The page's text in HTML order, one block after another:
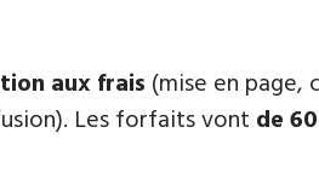
aux frais (mise en
Les forfaits vont de